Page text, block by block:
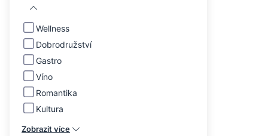
Wellness
Dobrodružství
Gastro
Víno
Romantika
Kultura
Zobrazit více